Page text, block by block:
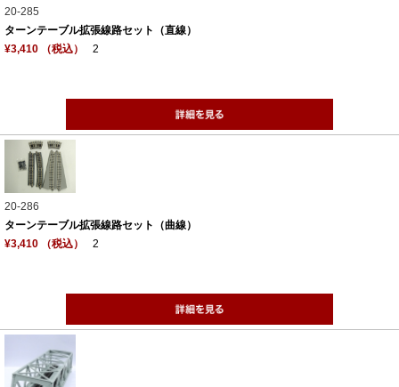
20-285
ターンテーブル拡張線路セット（直線）
¥3,410 （税込）
2
20-286
ターンテーブル拡張線路セット（曲線）
¥3,410 （税込）
2